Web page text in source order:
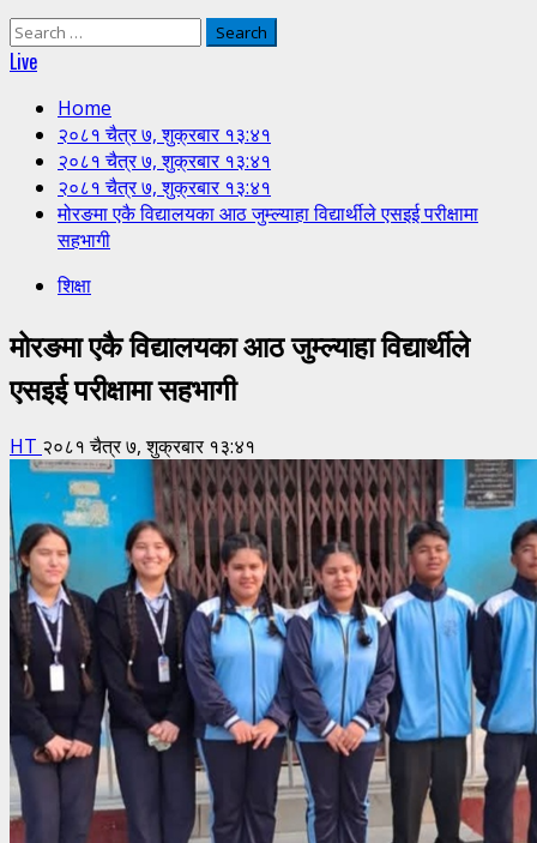
Search
for:
Live
Home
२०८१ चैत्र ७, शुक्रबार १३:४१
२०८१ चैत्र ७, शुक्रबार १३:४१
२०८१ चैत्र ७, शुक्रबार १३:४१
मोरङमा एकै विद्यालयका आठ जुम्ल्याहा विद्यार्थीले एसइई परीक्षामा
सहभागी
शिक्षा
मोरङमा एकै विद्यालयका आठ जुम्ल्याहा विद्यार्थीले
एसइई परीक्षामा सहभागी
HT २०८१ चैत्र ७, शुक्रबार १३:४१